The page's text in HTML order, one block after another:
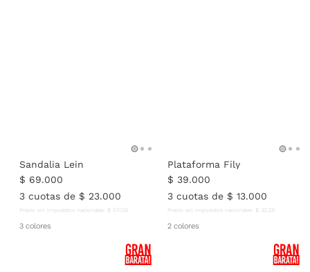
Sandalia Lein
$ 69.000
3cuotas de $ 23.000
Precio sin impuestos nacionales: $ 57 .025
3 colores
Plataforma Fily
$ 39.000
3cuotas de $ 13.000
Precio sin impuestos nacionales: $ 32. 231
2 colores